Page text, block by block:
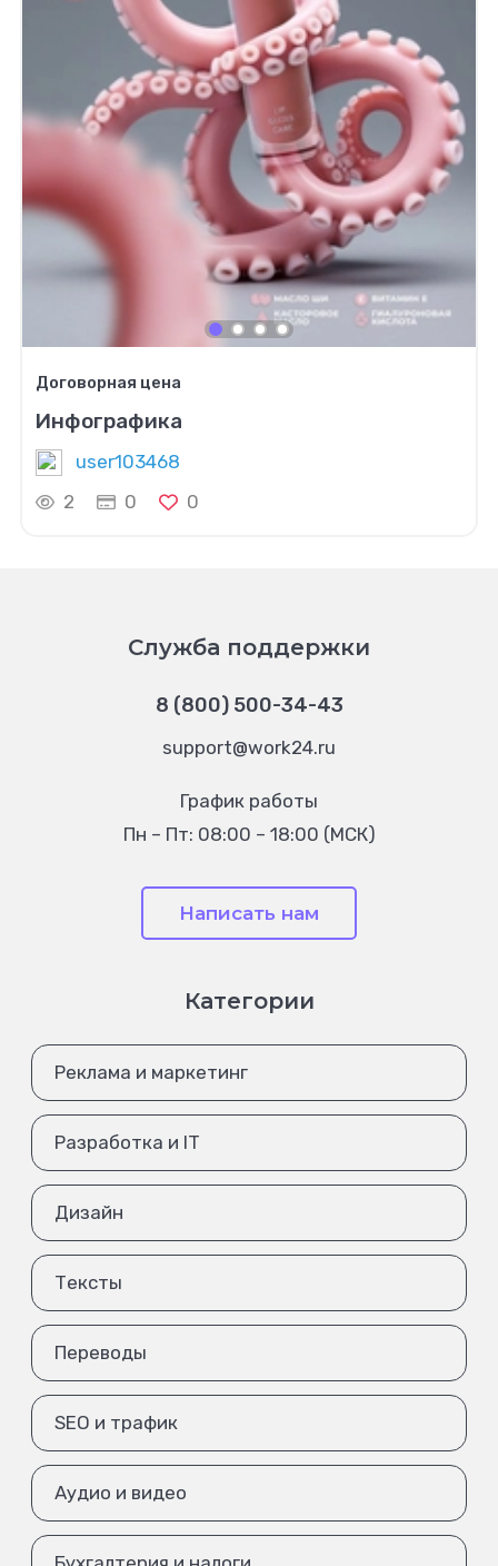
Договорная цена
Инфографика
user103468
2
0 0
Служба поддержки
8 (800) 500-34-43
support@work24.ru
График работы
Пн – Пт: 08:00 – 18:00 (МСК)
Написать нам
Категории
Реклама и маркетинг
Разработка и IT
Дизайн
Тексты
Переводы
SEO и трафик
Аудио и видео